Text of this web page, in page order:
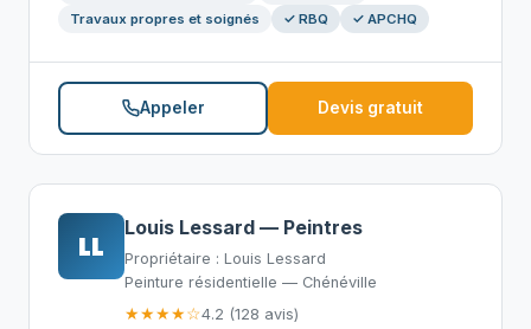
Travaux propres et soignés
✓ RBQ ✓ APCHQ
Appeler Devis gratuit
LL
Louis Lessard — Peintres
Propriétaire : Louis Lessard
Peinture résidentielle — Chénéville
★★★★☆4.2 (128 avis)